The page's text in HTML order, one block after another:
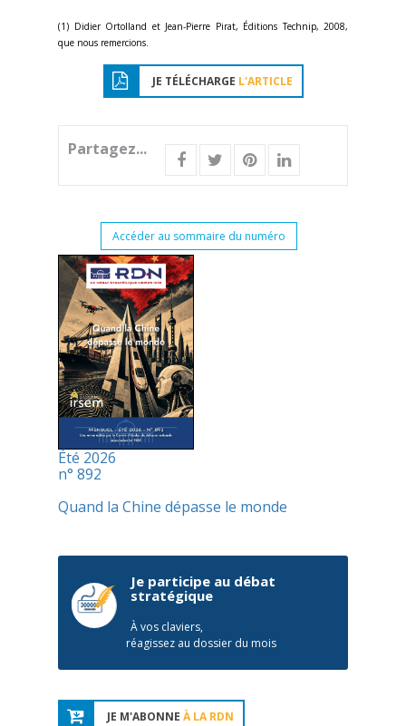
(1) Didier Ortolland et Jean-Pierre Pirat, Éditions Technip, 2008,
que nous remercions.
JE TÉLÉCHARGE L'ARTICLE
Partagez...
Accéder au sommaire du numéro
Été 2026
n° 892
Quand la Chine dépasse le monde
Je participe au débat
stratégique
À vos claviers,
réagissez au dossier du mois
JE M'ABONNE À LA RDN